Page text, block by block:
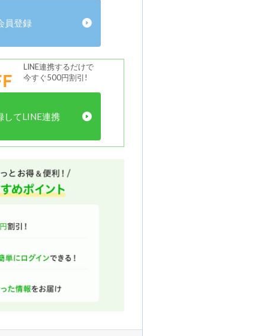
員登録
LINE連携するだけで
今すぐ500円割引!
してLINE連携